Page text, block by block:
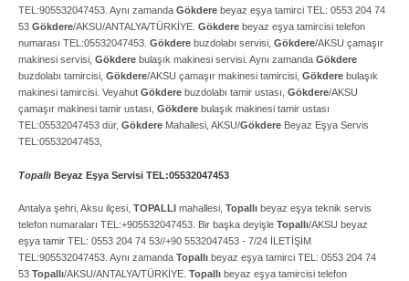
TEL:905532047453. Aynı zamanda Gökdere beyaz eşya tamirci TEL: 0553 204 74
53 Gökdere/AKSU/ANTALYA/TÜRKİYE. Gökdere beyaz eşya tamircisi telefon
numarası TEL:05532047453. Gökdere buzdolabı servisi, Gökdere/AKSU çamaşır
makinesi servisi, Gökdere bulaşık makinesi servisi. Aynı zamanda Gökdere
buzdolabı tamircisi, Gökdere/AKSU çamaşır makinesi tamircisi, Gökdere bulaşık
makinesi tamircisi. Veyahut Gökdere buzdolabı tamir ustası, Gökdere/AKSU
çamaşır makinesi tamir ustası, Gökdere bulaşık makinesi tamir ustası
TEL:05532047453 dür, Gökdere Mahallesi, AKSU/Gökdere Beyaz Eşya Servis
TEL:05532047453,
Topallı Beyaz Eşya Servisi TEL:05532047453
Antalya şehri, Aksu ilçesi, TOPALLI mahallesi, Topallı beyaz eşya teknik servis
telefon numaraları TEL:+905532047453. Bir başka deyişle Topallı/AKSU beyaz
eşya tamir TEL: 0553 204 74 53//+90 5532047453 ­- 7/24 İLETİŞİM
TEL:905532047453. Aynı zamanda Topallı beyaz eşya tamirci TEL: 0553 204 74
53 Topallı/AKSU/ANTALYA/TÜRKİYE. Topallı beyaz eşya tamircisi telefon